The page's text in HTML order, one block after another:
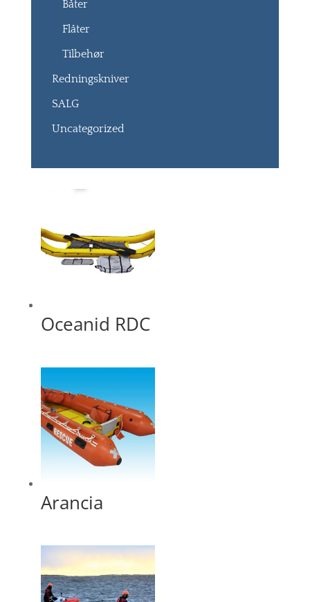
Båter
Flåter
Tilbehør
Redningskniver
SALG
Uncategorized
Oceanid RDC
Arancia